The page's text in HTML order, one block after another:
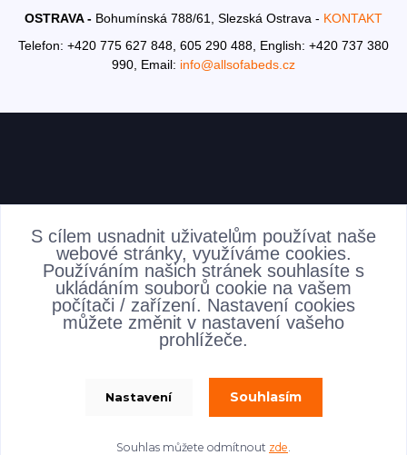
OSTRAVA - Bohumínská 788/61, Slezská Ostrava - KONTAKT
Telefon: +420 775 627 848, 605 290 488, English: +420 737 380
990, Email: info@allsofabeds.cz
AKTUALITY
S cílem usnadnit uživatelům používat naše
webové stránky, využíváme cookies.
Používáním našich stránek souhlasíte s
ukládáním souborů cookie na vašem
počítači / zařízení. Nastavení cookies
můžete změnit v nastavení vašeho
prohlížeče.
Nastavení Souhlasím
Souhlas můžete odmítnout zde